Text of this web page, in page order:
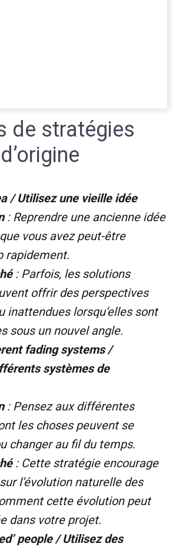
de stratégies
/ Utilisez une vieille idée
: Reprendre une ancienne idée
vous avez peut-être
rapidement.
: Parfois, les solutions
offrir des perspectives
inattendues lorsqu’elles sont
sous un nouvel angle.
fading systems /
systèmes de
: Pensez aux différentes
les choses peuvent se
changer au fil du temps.
: Cette stratégie encourage
l’évolution naturelle des
cette évolution peut
dans votre projet.
people / Utilisez des